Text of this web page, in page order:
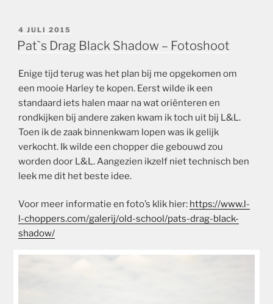
GEPLAATST
OP
4 JULI 2015
Pat`s Drag Black Shadow – Fotoshoot
Enige tijd terug was het plan bij me opgekomen om
een mooie Harley te kopen. Eerst wilde ik een
standaard iets halen maar na wat oriënteren en
rondkijken bij andere zaken kwam ik toch uit bij L&L.
Toen ik de zaak binnenkwam lopen was ik gelijk
verkocht. Ik wilde een chopper die gebouwd zou
worden door L&L. Aangezien ikzelf niet technisch ben
leek me dit het beste idee.
Voor meer informatie en foto’s klik hier: https://www.l-
l-choppers.com/galerij/old-school/pats-drag-black-
shadow/